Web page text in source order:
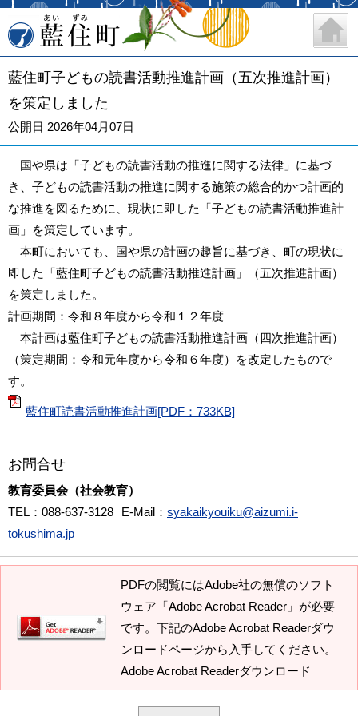
藍住町
藍住町子どもの読書活動推進計画（五次推進計画）
を策定しました
公開日 2026年04月07日
国や県は「子どもの読書活動の推進に関する法律」に基づ
き、子どもの読書活動の推進に関する施策の総合的かつ計画的
な推進を図るために、現状に即した「子どもの読書活動推進計
画」を策定しています。
本町においても、国や県の計画の趣旨に基づき、町の現状に
即した「藍住町子どもの読書活動推進計画」（五次推進計画）
を策定しました。
計画期間：令和８年度から令和１２年度
本計画は藍住町子どもの読書活動推進計画（四次推進計画）
（策定期間：令和元年度から令和６年度）を改定したもので
す。
藍住町読書活動推進計画[PDF：733KB]
お問合せ
教育委員会（社会教育）
TEL ：088-637-3128 E-Mail ： syakaikyouiku@aizumi.i-
tokushima.jp
PDFの閲覧にはAdobe社の無償のソフト
ウェア「Adobe Acrobat Reader」が必要
です。下記のAdobe Acrobat Readerダウ
ンロードページから入手してください。
Adobe Acrobat Readerダウンロード